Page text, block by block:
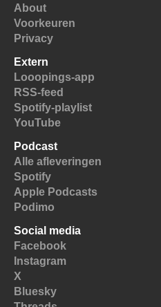
About
Voorkeuren
Privacy
Extern
Looopings-app
RSS-feed
Spotify-playlist
YouTube
Podcast
Alle afleveringen
Spotify
Apple Podcasts
Podimo
Social media
Facebook
Instagram
X
Bluesky